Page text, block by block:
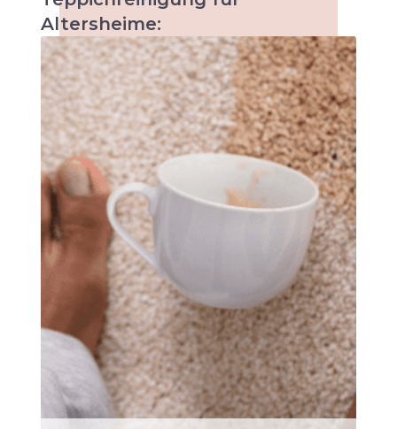
Altersheime:
In Altersheimen gehören Gesundheit und
Hygiene zu den wichtigsten Faktoren, um die
man sich kümmern muss. Saubere Teppiche
tragen u.a. zur Verbesserung der
Raumluftqualität bei. Wir unterstützen Sie
gerne dabei, dass Ihre Bewohner ein besseres
Leben führen :)